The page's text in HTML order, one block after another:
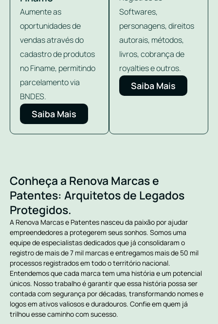
Aumente as
oportunidades de
vendas através do
cadastro de produtos
no Finame, permitindo
parcelamento via
BNDES.
Saiba Mais
Softwares,
personagens, direitos
autorais, métodos,
livros, cobrança de
royalties e outros.
Saiba Mais
Conheça a Renova Marcas e
Patentes: Arquitetos de Legados
Protegidos.
A Renova Marcas e Patentes nasceu da paixão por ajudar
empreendedores a protegerem seus sonhos. Somos uma
equipe de especialistas dedicados que já consolidaram o
registro de mais de 7 mil marcas e entregamos mais de 50 mil
processos registrados em todo o território nacional.
Entendemos que cada marca tem uma história e um potencial
únicos. Nosso trabalho é garantir que essa história possa ser
contada com segurança por décadas, transformando nomes e
logos em ativos valiosos e duradouros. Confie em quem já
trilhou esse caminho com sucesso.